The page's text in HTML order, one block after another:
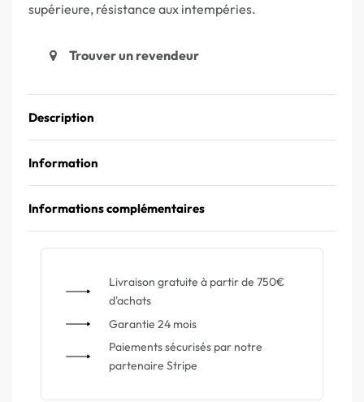
supérieure, résistance aux intempéries.
Trouver un revendeur
Description
Information
Informations complémentaires
Livraison gratuite à partir de 750€
d'achats
Garantie 24 mois
Paiements sécurisés par notre
partenaire Stripe